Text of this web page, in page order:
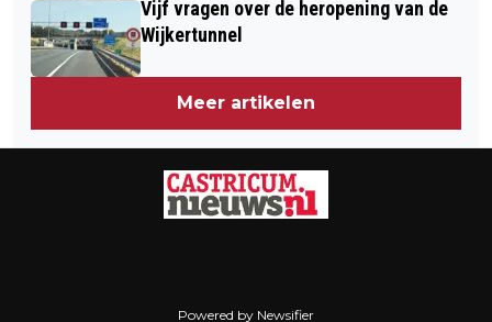
Vijf vragen over de heropening van de
Wijkertunnel
Meer artikelen
Powered by Newsifier